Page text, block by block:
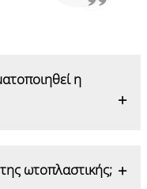
η
αυτή, πιο
ωτοπλαστικής;